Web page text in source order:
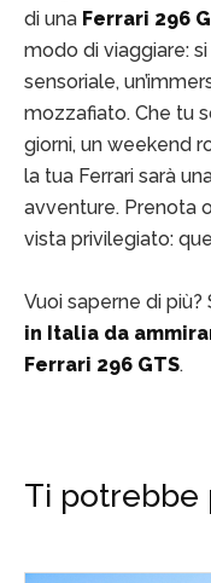
di una Ferrari 296
modo di viaggiare:
sensoriale,
mozzafiato. Che tu
giorni, un weekend
la tua Ferrari sarà
avventure. Prenota
vista privilegiato:
Vuoi saperne di più?
in Italia da
Ferrari 296 GTS.
Ti potrebbe